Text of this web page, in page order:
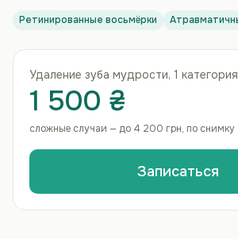
Ретинированные восьмёрки
Удаление зуба мудрости, 1 категория
1 500 ₴
сложные случаи — до 4 200 грн, по снимку
Записаться